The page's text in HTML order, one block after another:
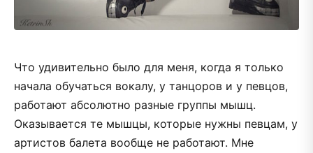
Что удивительно было для меня, когда я только
начала обучаться вокалу, у танцоров и у певцов,
работают абсолютно разные группы мышц.
Оказывается те мышцы, которые нужны певцам, у
артистов балета вообще не работают. Мне